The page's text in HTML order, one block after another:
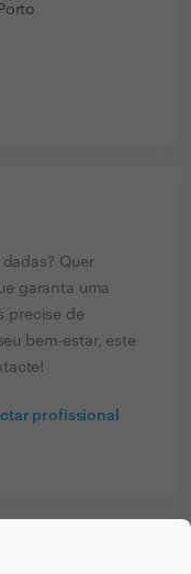
Quer
garanta uma
precise de
bem-estar, este
profissional
como